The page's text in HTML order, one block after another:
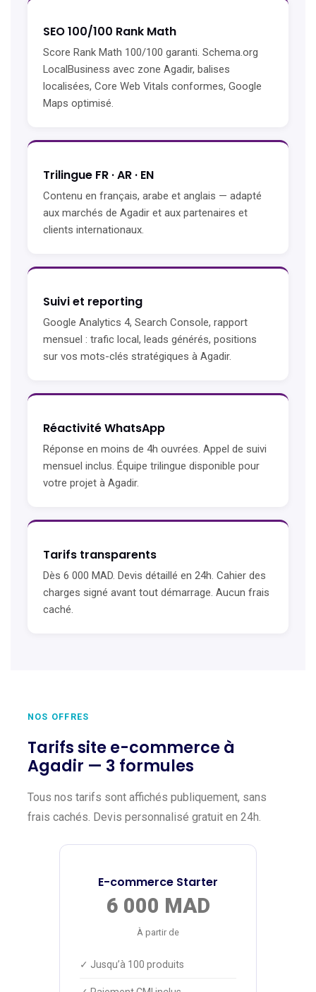
SEO 100/100 Rank Math
Score Rank Math 100/100 garanti. Schema.org
LocalBusiness avec zone Agadir, balises
localisées, Core Web Vitals conformes, Google
Maps optimisé.
Trilingue FR · AR · EN
Contenu en français, arabe et anglais — adapté
aux marchés de Agadir et aux partenaires et
clients internationaux.
Suivi et reporting
Google Analytics 4, Search Console, rapport
mensuel : trafic local, leads générés, positions
sur vos mots-clés stratégiques à Agadir.
Réactivité WhatsApp
Réponse en moins de 4h ouvrées. Appel de suivi
mensuel inclus. Équipe trilingue disponible pour
votre projet à Agadir.
Tarifs transparents
Dès 6 000 MAD. Devis détaillé en 24h. Cahier des
charges signé avant tout démarrage. Aucun frais
caché.
NOS OFFRES
Tarifs site e-commerce à
Agadir — 3 formules
Tous nos tarifs sont affichés publiquement, sans
frais cachés. Devis personnalisé gratuit en 24h.
E-commerce Starter
6 000 MAD
À partir de
✓ Jusqu’à 100 produits